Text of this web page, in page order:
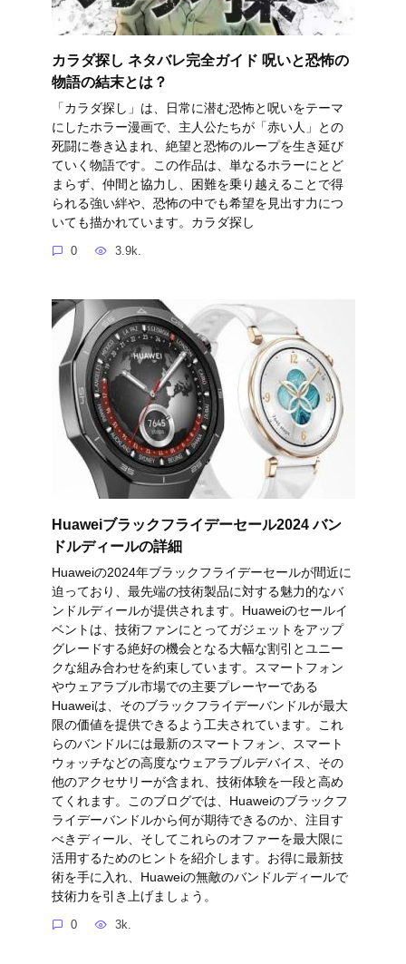
カラダ探し ネタバレ完全ガイド 呪いと恐怖の
物語の結末とは？
「カラダ探し」は、日常に潜む恐怖と呪いをテーマ
にしたホラー漫画で、主人公たちが「赤い人」との
死闘に巻き込まれ、絶望と恐怖のループを生き延び
ていく物語です。この作品は、単なるホラーにとど
まらず、仲間と協力し、困難を乗り越えることで得
られる強い絆や、恐怖の中でも希望を見出す力につ
いても描かれています。カラダ探し
0 3.9k.
Huaweiブラックフライデーセール2024 バン
ドルディールの詳細
Huaweiの2024年ブラックフライデーセールが間近に
迫っており、最先端の技術製品に対する魅力的なバ
ンドルディールが提供されます。Huaweiのセールイ
ベントは、技術ファンにとってガジェットをアップ
グレードする絶好の機会となる大幅な割引とユニー
クな組み合わせを約束しています。スマートフォン
やウェアラブル市場での主要プレーヤーである
Huaweiは、そのブラックフライデーバンドルが最大
限の価値を提供できるよう工夫されています。これ
らのバンドルには最新のスマートフォン、スマート
ウォッチなどの高度なウェアラブルデバイス、その
他のアクセサリーが含まれ、技術体験を一段と高め
てくれます。このブログでは、Huaweiのブラックフ
ライデーバンドルから何が期待できるのか、注目す
べきディール、そしてこれらのオファーを最大限に
活用するためのヒントを紹介します。お得に最新技
術を手に入れ、Huaweiの無敵のバンドルディールで
技術力を引き上げましょう。
0 3k.